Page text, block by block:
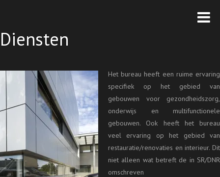
Diensten
Het bureau heeft een ruime ervaring
specifiek op het gebied van
gebouwen voor gezondheidszorg,
onderwijs en multifunctionele
gebouwen. Ook heeft het bureau
veel ervaring op het gebied van
restauratie/renovaties en interieur. Dit
niet alleen wat betreft de in SR/DNR
omschreven